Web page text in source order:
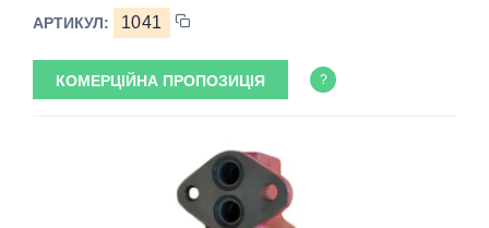
АРТИКУЛ: 1041
КОМЕРЦІЙНА ПРОПОЗИЦІЯ ?